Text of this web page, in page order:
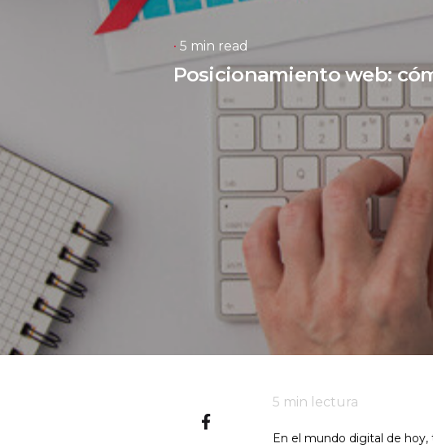
5 min read
Posicionamiento web:
5 min lectura
En el mundo digital de hoy,